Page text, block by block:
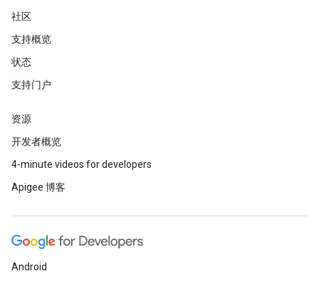
社区
支持概览
状态
支持门户
资源
开发者概览
4-minute videos for developers
Apigee 博客
Android